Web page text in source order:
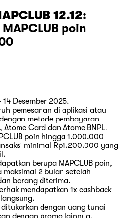
12.12:
poin
14 Desember 2025.
pemesanan di aplikasi atau
metode pembayaran
Atome Card dan Atome BNPL.
poin hingga 1.000.000
minimal Rp1.200.000 yang
berupa MAPCLUB poin,
maksimal 2 bulan setelah
barang diterima.
mendapatkan 1x cashback
dengan uang tunai
dengan promo lainnya.